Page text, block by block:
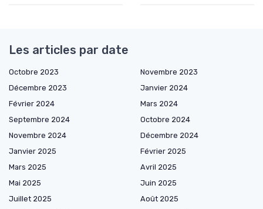
Les articles par date
Octobre 2023
Novembre 2023
Décembre 2023
Janvier 2024
Février 2024
Mars 2024
Septembre 2024
Octobre 2024
Novembre 2024
Décembre 2024
Janvier 2025
Février 2025
Mars 2025
Avril 2025
Mai 2025
Juin 2025
Juillet 2025
Août 2025